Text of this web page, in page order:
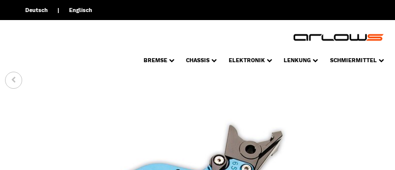
Deutsch Englisch
BREMSE CHASSIS ELEKTRONIK LENKUNG SCHMIERMITTEL